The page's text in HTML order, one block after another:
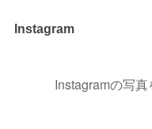
Instagram
Instagramの写真